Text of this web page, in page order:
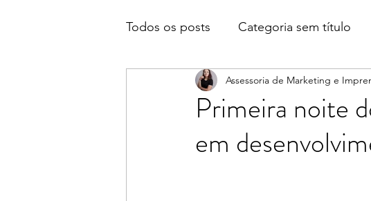
Todos os posts Categoria sem título
Primeira noite
em
Assessoria de Marketing e